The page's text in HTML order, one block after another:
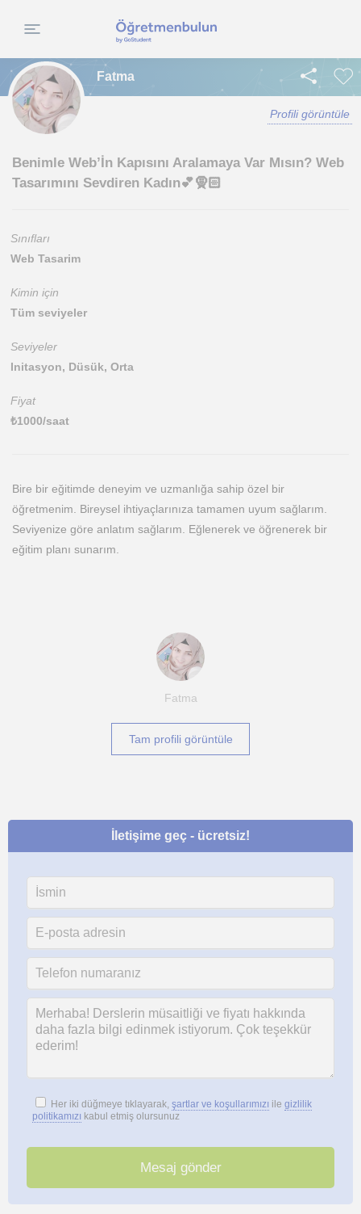
Fatma
Profili görüntüle
Benimle Web’İn Kapısını Aralamaya Var Mısın? Web
Tasarımını Sevdiren Kadın💕🧕🏻
Sınıfları
Web Tasarim
Kimin için
Tüm seviyeler
Seviyeler
Initasyon, Düsük, Orta
Fiyat
₺1000/saat
Bire bir eğitimde deneyim ve uzmanlığa sahip özel bir
öğretmenim. Bireysel ihtiyaçlarınıza tamamen uyum sağlarım.
Seviyenize göre anlatım sağlarım. Eğlenerek ve öğrenerek bir
eğitim planı sunarım.
Fatma
Tam profili görüntüle
İletişime geç - ücretsiz!
Her iki düğmeye tıklayarak, şartlar ve koşullarımızı ile gizlilik
politikamızı kabul etmiş olursunuz